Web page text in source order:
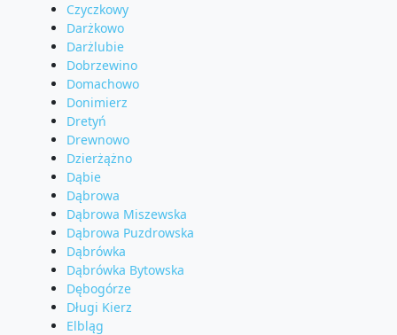
Czyczkowy
Darżkowo
Darżlubie
Dobrzewino
Domachowo
Donimierz
Dretyń
Drewnowo
Dzierżążno
Dąbie
Dąbrowa
Dąbrowa Miszewska
Dąbrowa Puzdrowska
Dąbrówka
Dąbrówka Bytowska
Dębogórze
Długi Kierz
Elbląg